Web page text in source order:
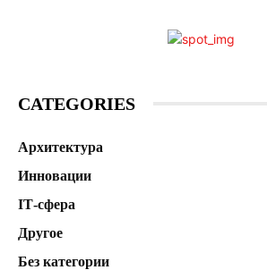
CATEGORIES
Архитектура
Инновации
ІТ-сфера
Другое
Без категории